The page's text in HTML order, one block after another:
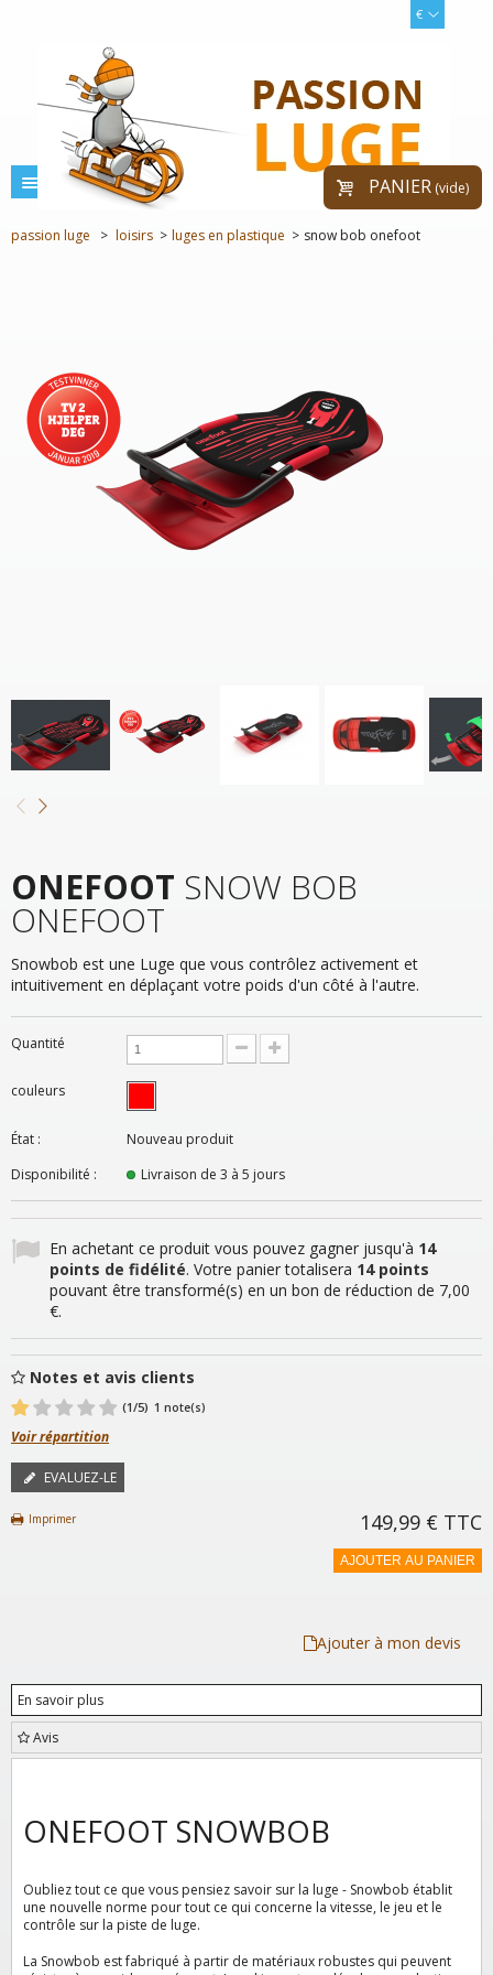
€
PANIER (vide)
menu
passion luge > loisirs > luges en plastique > snow bob onefoot
ONEFOOT SNOW BOB
ONEFOOT
Snowbob est une Luge que vous contrôlez activement et
intuitivement en déplaçant votre poids d'un côté à l'autre.
Quantité
couleurs
État :
Nouveau produit
Disponibilité :
Livraison de 3 à 5 jours
En achetant ce produit vous pouvez gagner jusqu'à 14
points de fidélité. Votre panier totalisera 14points
pouvant être transformé(s) en un bon de réduction de 7,00
€.
Notes et avis clients
(1/5) 1 note(s)
Voir répartition
EVALUEZ-LE
Imprimer 149,99 € TTC
AJOUTER AU PANIER
Ajouter à mon devis
En savoir plus
Avis
ONEFOOT SNOWBOB
Oubliez tout ce que vous pensiez savoir sur la luge - Snowbob établit
une nouvelle norme pour tout ce qui concerne la vitesse, le jeu et le
contrôle sur la piste de luge.
La Snowbob est fabriqué à partir de matériaux robustes qui peuvent